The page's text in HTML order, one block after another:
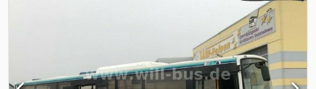
, Pojazd niemiecki Ford
Transit Custom Trend 6 miejsc, możliwość rozbudowy do 9 miejsc
Klimatyzacja Ogrzewanie postojowe z pilotem Czujniki
parkowania (PDC) przód Czujniki parkowania (PDC) tył Pojazd
został przemalowany z koloru niebieskiego na żółty Wyposażenie